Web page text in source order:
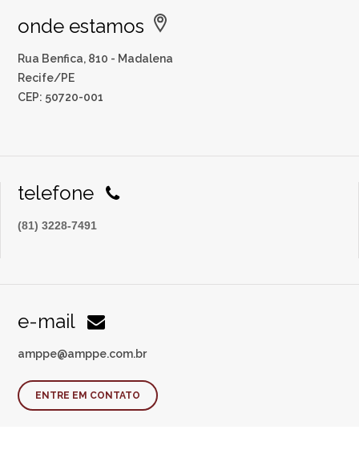
onde estamos
Rua Benfica, 810 - Madalena
Recife/PE
CEP: 50720-001
telefone
(81) 3228-7491
e-mail
amppe@amppe.com.br
ENTRE EM CONTATO